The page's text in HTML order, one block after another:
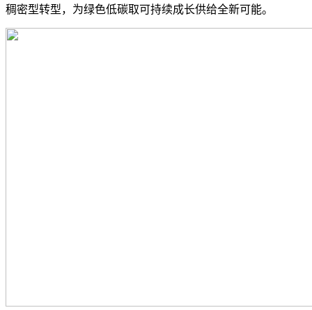
稠密型转型，为绿色低碳取可持续成长供给全新可能。